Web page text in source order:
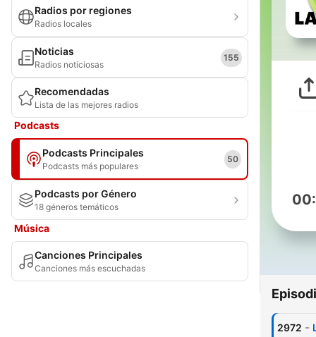
Radios por regiones
Radios locales
Noticias
Radios noticiosas
155
Recomendadas
Lista de las mejores radios
Podcasts
Podcasts Principales
Podcasts más populares
50
Podcasts por Género
18 géneros temáticos
Música
Canciones Principales
Canciones más escuchadas
2972 -